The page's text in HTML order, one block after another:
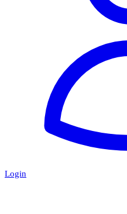
Login